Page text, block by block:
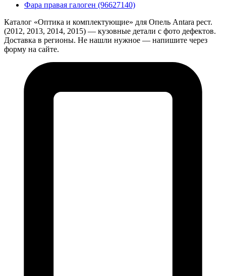
Фара правая галоген (96627140)
Каталог «Оптика и комплектующие» для Опель Antara рест.
(2012, 2013, 2014, 2015) — кузовные детали с фото дефектов.
Доставка в регионы. Не нашли нужное — напишите через
форму на сайте.